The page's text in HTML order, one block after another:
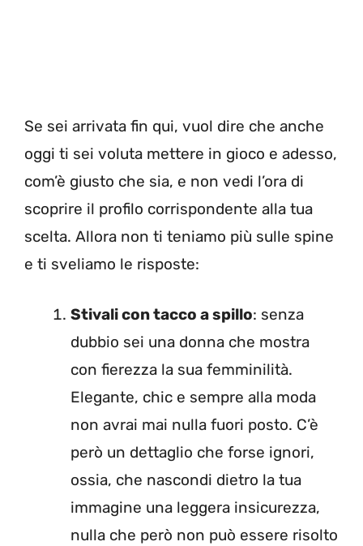
Se sei arrivata fin qui, vuol dire che anche
oggi ti sei voluta mettere in gioco e adesso,
com’è giusto che sia, e non vedi l’ora di
scoprire il profilo corrispondente alla tua
scelta. Allora non ti teniamo più sulle spine
e ti sveliamo le risposte:
Stivali con tacco a spillo: senza
dubbio sei una donna che mostra
con fierezza la sua femminilità.
Elegante, chic e sempre alla moda
non avrai mai nulla fuori posto. C’è
però un dettaglio che forse ignori,
ossia, che nascondi dietro la tua
immagine una leggera insicurezza,
nulla che però non può essere risolto